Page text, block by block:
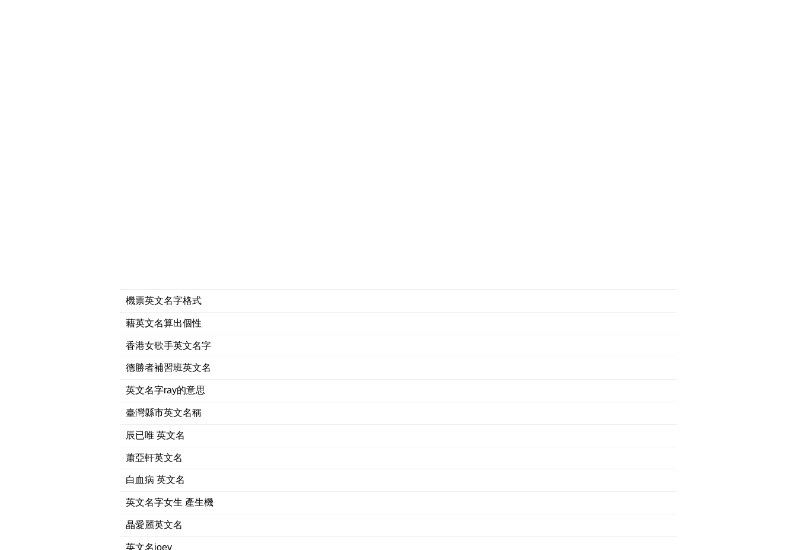
機票英文名字格式
藉英文名算出個性
香港女歌手英文名字
德勝者補習班英文名
英文名字ray的意思
臺灣縣市英文名稱
辰已唯 英文名
蕭亞軒英文名
白血病 英文名
英文名字女生 產生機
晶愛麗英文名
英文名joey